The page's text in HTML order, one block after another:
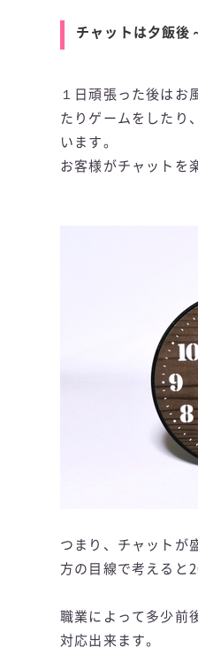
チャットは夕飯後
１日頑張った後はお
たりゲームをしたり
います。
お客様がチャットを
つまり、チャットが
方の目線で考えると
職業によって多少前
対応出来ます。